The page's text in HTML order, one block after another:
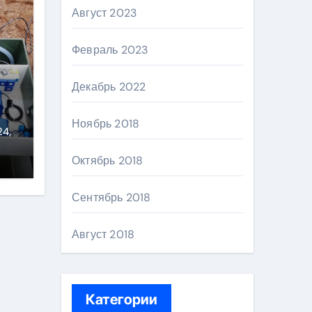
Август 2023
Февраль 2023
Декабрь 2022
Ноябрь 2018
Октябрь 2018
Сентябрь 2018
Август 2018
Категории